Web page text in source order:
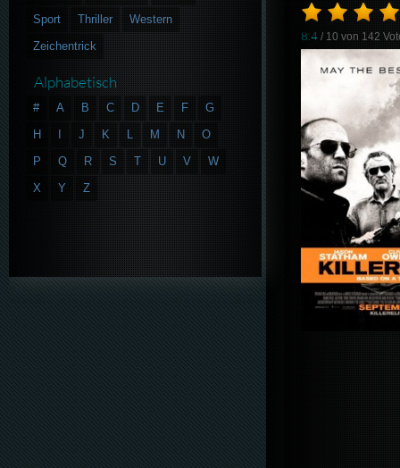
8.4 / 10 von 142
Sport
Thriller
Western
Zeichentrick
Alphabetisch
# A B C D E F
G
H
J K L M N
O
P
Q R S T U V
W
X
Y Z